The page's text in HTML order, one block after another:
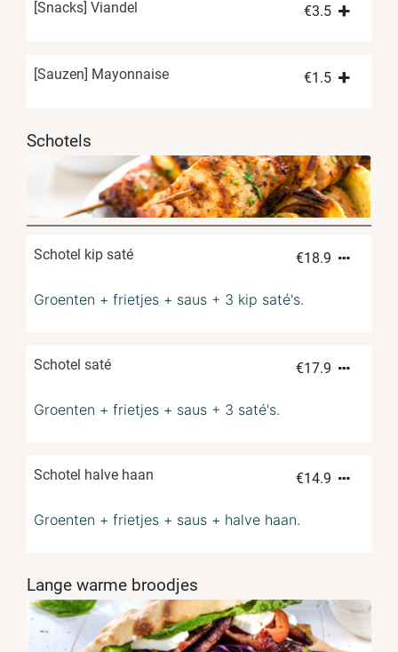
[Snacks] Viandel €3.5
[Sauzen] Mayonnaise €1.5
Schotels
Schotel kip saté €18.9
Groenten + frietjes + saus + 3 kip saté's.
Schotel saté €17.9
Groenten + frietjes + saus + 3 saté's.
Schotel halve haan €14.9
Groenten + frietjes + saus + halve haan.
Lange warme broodjes